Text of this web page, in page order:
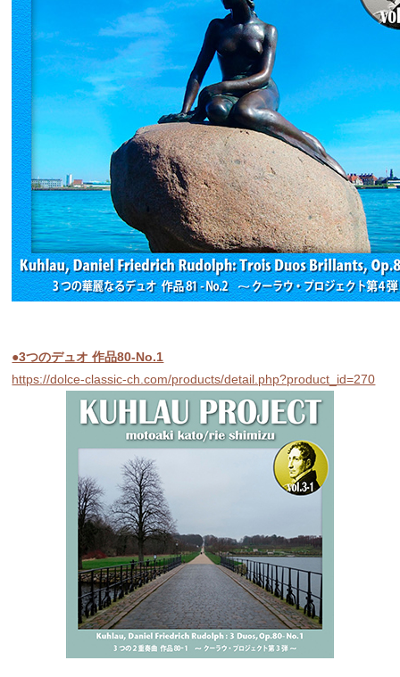
●3つのデュオ 作品80-No.1
https://dolce-classic-ch.com/products/detail.php?product_id=270